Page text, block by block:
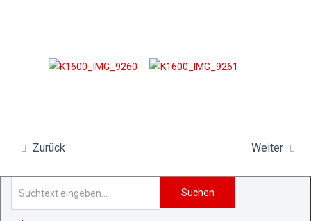
Zurück Weiter
Suchen